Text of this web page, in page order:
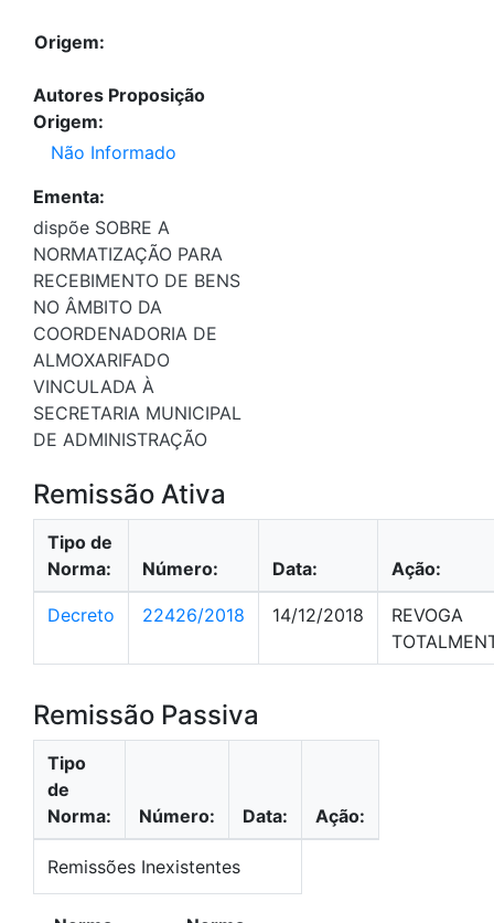
Origem:
Autores Proposição
Origem:
Não Informado
Ementa:
dispõe SOBRE A
NORMATIZAÇÃO PARA
RECEBIMENTO DE BENS
NO ÂMBITO DA
COORDENADORIA DE
ALMOXARIFADO
VINCULADA À
SECRETARIA MUNICIPAL
DE ADMINISTRAÇÃO
Remissão Ativa
Tipo de
Norma:
Número: Data: Ação:
Decreto 22426/2018 14/12/2018
REVOGA
Remissão Passiva
Tipo
de
Norma:
Número: Data: Ação:
Remissões Inexistentes